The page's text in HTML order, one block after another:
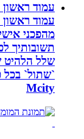
עמוד ראשון בגוגל
עמוד ראשון
תשובותיך
שלל הלהיט של
`שתול` בכל
Mcity